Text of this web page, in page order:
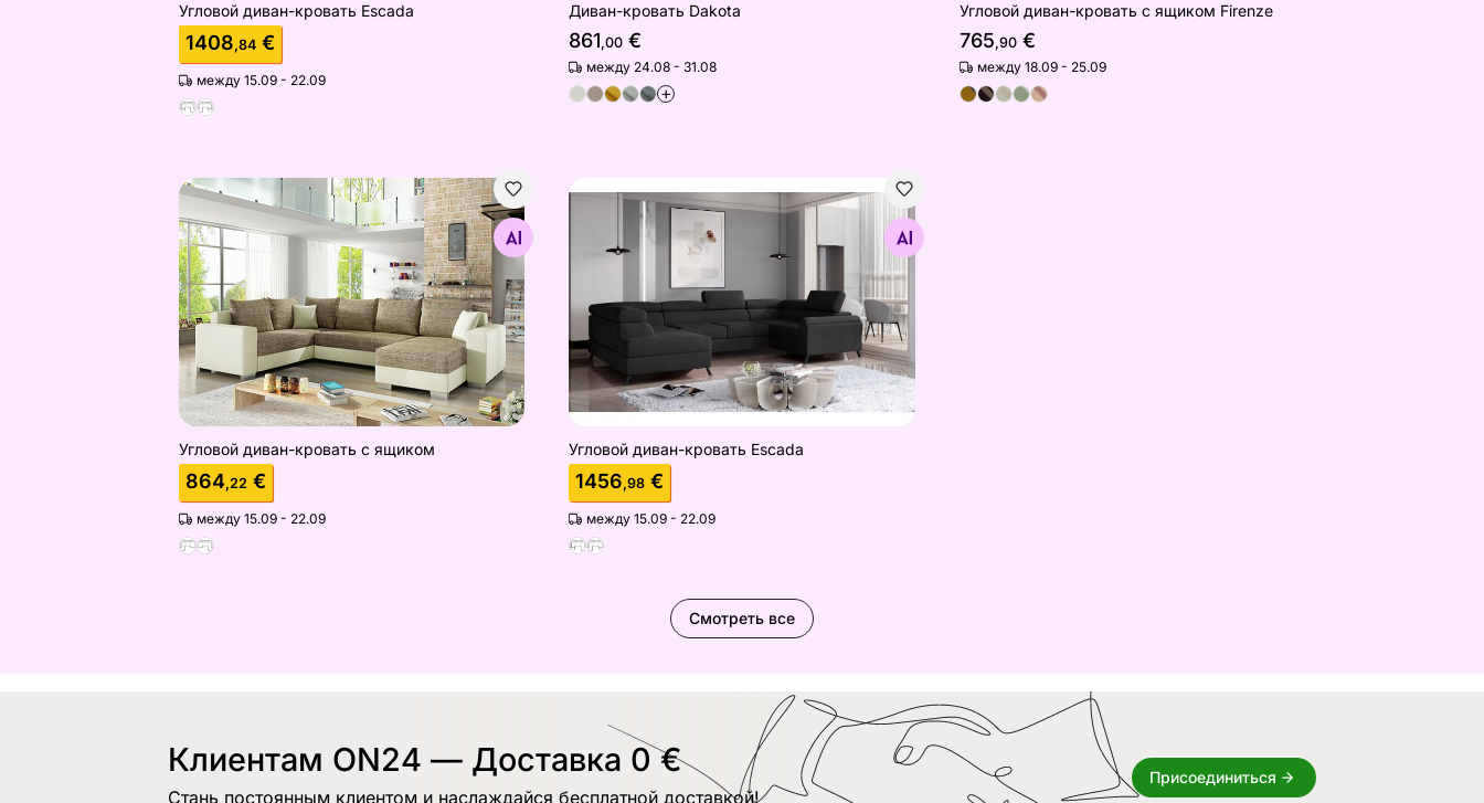
Угловой диван-кровать Escada
1408,84 €
между 15.09 - 22.09
Диван-кровать Dakota
861,00 €
между 24.08 - 31.08
+
Угловой диван-кровать с ящиком Firenze
765,90€
между 18.09 - 25.09
Угловой диван-кровать с ящиком
Найдите похожие
Угловой диван-кровать с ящиком
864,22 €
между 15.09 - 22.09
Угловой диван-кровать Escada
Угловой диван-кровать Escada
1456,98 €
между 15.09 - 22.09
Смотреть все
Клиентам ON24 — Доставка 0 €
Стань постоянным клиентом и наслаждайся бесплатной доставкой!
Присоединиться